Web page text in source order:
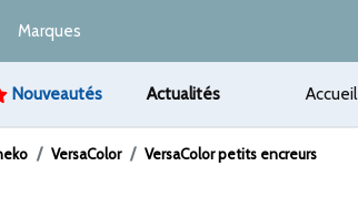
Marques
Nouveautés Actualités Accueil
VersaColor VersaColor petits encreurs